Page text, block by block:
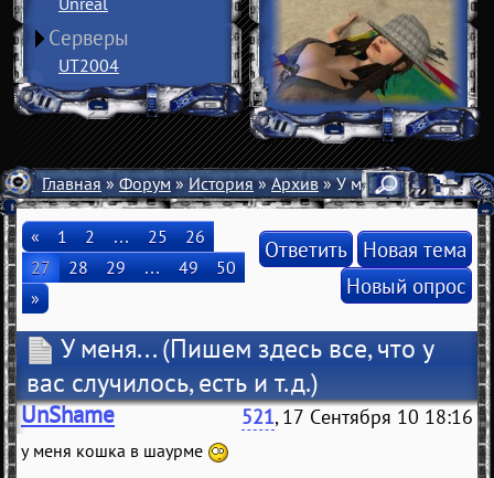
Серверы
UT2004
Главная»Форум»История»Архив» У меня...
« 1 2 … 25
26
27
28 29 … 49
50
»
Ответить Новая тема
Новый опрос
У меня...(Пишем здесь все, что у
вас случилось, есть и т.д.)
UnShame 521, 17 Сентября 10 18:16
у меня кошка в шаурме